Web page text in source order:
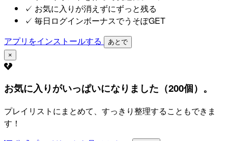
✓ お気に入りが消えずにずっと残る
✓ 毎日ログインボーナスでうそぽGET
アプリをインストールする
あとで
×
お気に入りがいっぱいになりました（200個）。
プレイリストにまとめて、すっきり整理することもできま
す！